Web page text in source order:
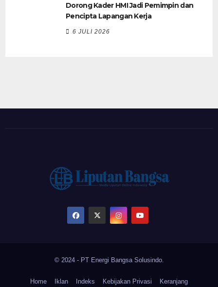
Dorong Kader HMI Jadi Pemimpin dan
Pencipta Lapangan Kerja
6 JULI 2026
© 2024 - PT Energi Bangsa Solusindo.
Home Iklan Indeks Kebijakan Privasi Keranjang